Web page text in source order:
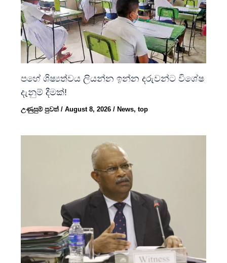
පහේ ශිෂ්‍යත්වය ලියන්න ඉන්න දරුවන්ට විශේෂ
දැනුම් දීමක්!
උණුසුම් පුවත්/August 8, 2026/ News,top